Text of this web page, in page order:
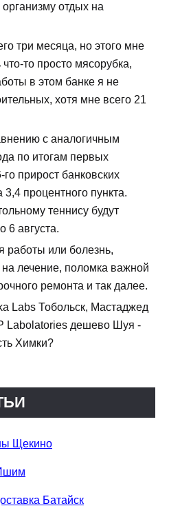
отдых на
три месяца, но этого мне
то просто мясорубка,
в этом банке я не
хотя мне всего 21
с аналогичным
по итогам первых
прирост банковских
3,4 процентного пункта.
теннису будут
6 августа.
работы или болезнь,
на лечение, поломка важной
ремонта и так далее.
Labs Тобольск, Мастаджед
Labolatories дешево Шуя -
Химки?
Щекино
Батайск